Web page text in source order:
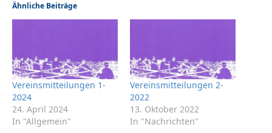
Ähnliche Beiträge
Vereinsmitteilungen 1-
2024
24. April 2024
In "Allgemein"
Vereinsmitteilungen 2-
2022
13. Oktober 2022
In "Nachrichten"